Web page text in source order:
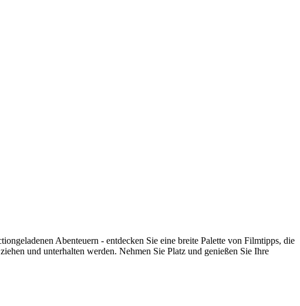
Abenteuern - entdecken Sie eine breite Palette von Filmtipps, die
und unterhalten werden. Nehmen Sie Platz und genießen Sie Ihre